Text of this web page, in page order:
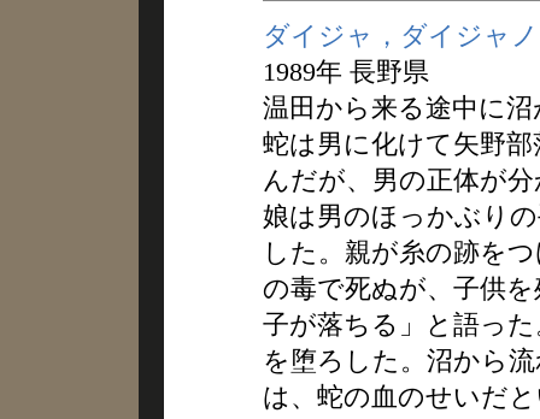
ダイジャ，ダイジャ
1989年 長野県
温田から来る途中に
蛇は男に化けて矢野
んだが、男の正体が
娘は男のほっかぶり
した。親が糸の跡を
の毒で死ぬが、子供
子が落ちる」と語っ
を堕ろした。沼から
は、蛇の血のせいだ